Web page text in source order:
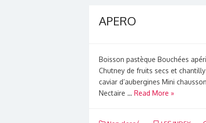
APERO
Boisson pastèque Bouchées
Chutney de fruits secs et
caviar d’aubergines Mini
Nectaire … Read More »